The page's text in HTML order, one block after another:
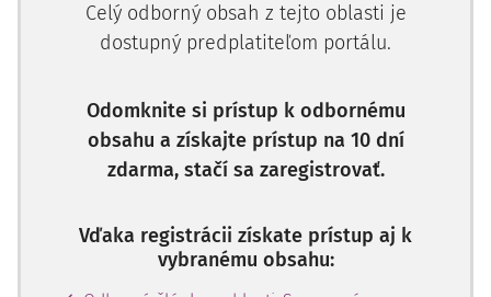
uzatvorenou zmluvou (ak tento výdavkov s ňou súvisí),
osobitným predpisom (interným aktom alebo
rozhodnutím vydaným na základe osobitného predpisu
alebo interným aktom o hospodárení s verejnými
prostriedkami.
Celý odborný obsah z tejto oblasti je
dostupný predplatiteľom portálu.
Odomknite si prístup k odbornému
obsahu a získajte prístup na 10 dní
zdarma, stačí sa zaregistrovať.
Vďaka registrácii získate prístup aj k
vybranému obsahu: